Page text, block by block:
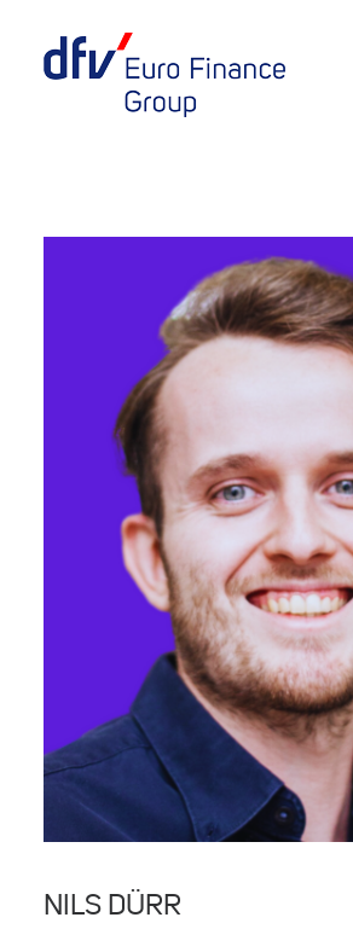
Tickets 29th EURO FINANCE WEEK
European Banker of the Year
Rückblick
NILS DÜRR